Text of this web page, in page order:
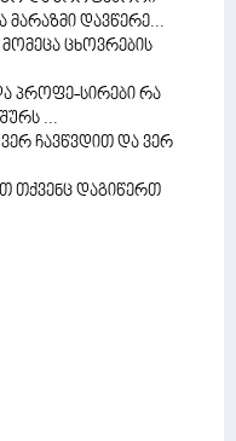
მარაზმი დავწერე...
ცხოვრების
პროფე-სირები რა
...
ჩავწვდით და ვერ
თქვენც დაგიწერთ